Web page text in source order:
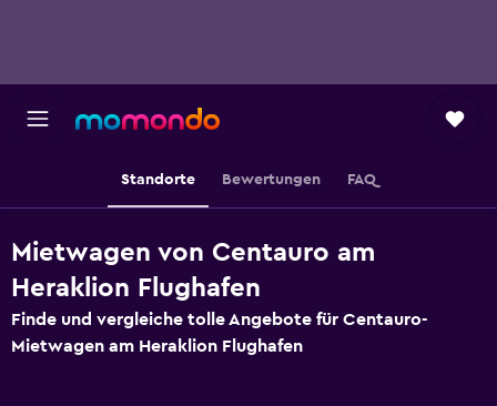
Standorte Bewertungen FAQ
Mietwagen von Centauro am
Heraklion Flughafen
Finde und vergleiche tolle Angebote für Centauro-
Mietwagen am Heraklion Flughafen